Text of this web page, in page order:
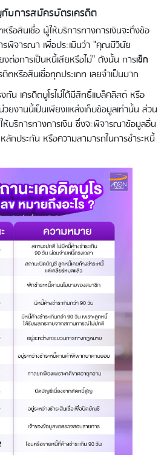
บการสมัครบัตรเครดิต
รือสินเชื่อ ผู้ให้บริการทางการเงินจะดึงข้อ
รพิจารณา เพื่อประเมินว่า "คุณมีวินัย
งต่อการเป็นหนี้เสียหรือไม่" ดังนั้น การเช็ก
ตหรือสินเชื่อทุกประเภท เลยจำเป็นมาก
งกัน เครดิตบูโรไม่ได้มีสิทธิ์แบล็คลิสต์ หรือ
วยงานนี้เป็นเพียงแหล่งเก็บข้อมูลเท่านั้น ส่วน
บริการทางการเงิน ซึ่งจะพิจารณาข้อมูลอื่น
ลักประกัน หรือความสามารถในการชำระหนี้